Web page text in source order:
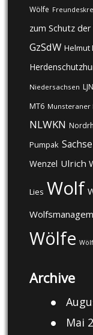
Wölfe
zum Schutz
GzSdW Helmut
Niedersachsen LJN
MT6 Munsteraner
NLWKN
Pumpak
Wenzel Ulrich
Lies Wolf
Wölfe
Archive
Mai